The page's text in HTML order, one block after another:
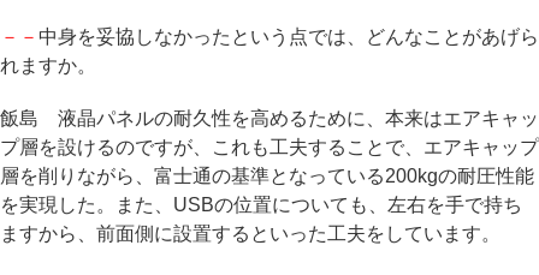
－－ 中身を妥協しなかったという点では、どんなことがあげら
れますか。
飯島 液晶パネルの耐久性を高めるために、本来はエアキャッ
プ層を設けるのですが、これも工夫することで、エアキャップ
層を削りながら、富士通の基準となっている200kgの耐圧性能
を実現した。また、USBの位置についても、左右を手で持ち
ますから、前面側に設置するといった工夫をしています。